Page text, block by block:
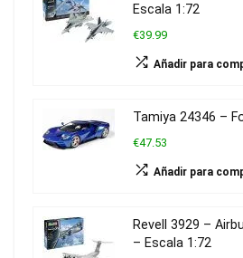
Escala 1:72
€39.99
Añadir para
Tamiya 24346 –
€47.53
Añadir para
Revell 3929 –
– Escala 1:72